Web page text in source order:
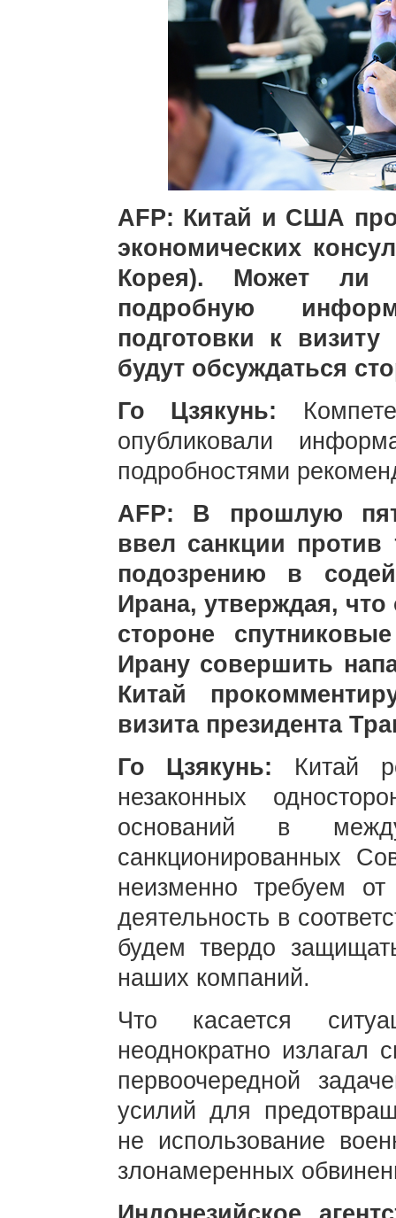
AFP: Китай и США
экономических
Корея). Может ли
подробную
подготовки к
будут обсуждаться
Го Цзякунь:
опубликовали
подробностями
AFP: В прошлую
ввел санкции против
подозрению в
Ирана, утверждая,
стороне
Ирану совершить
Китай
визита президента
Го Цзякунь: Китай
незаконных
оснований в
санкционированных
неизменно требуем от
деятельность в
будем твердо
наших компаний.
Что касается
неоднократно излагал
первоочередной
усилий для
не использование
злонамеренных